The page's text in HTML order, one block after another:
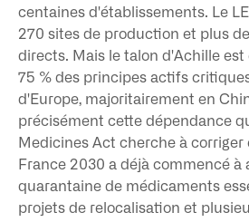
centaines d'établissements. Le
270 sites de production et plus
directs. Mais le talon d'Achille est
75 % des principes actifs
d'Europe, majoritairement en
précisément cette dépendance
Medicines Act cherche à corriger
France 2030 a déjà commencé à
quarantaine de médicaments
projets de relocalisation et